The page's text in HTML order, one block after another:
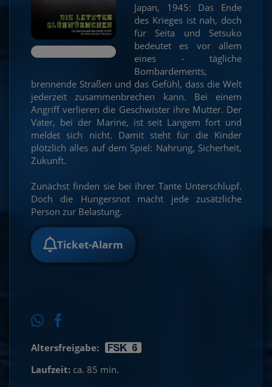
Japan, 1945: Das Ende
des Krieges ist nah, doch
für Seita und Setsuko
bedeutet es vor allem
eines - tägliche
Bombardements,
brennende Straßen und das Gefühl, dass die Welt
jederzeit zusammenbrechen kann. Bei einem
Angriff verlieren die Geschwister ihre Mutter. Der
Vater, bei der Marine, ist seit Langem fort und
meldet sich nicht. Damit steht für die Kinder
plötzlich alles auf dem Spiel: Nahrung, Sicherheit,
Zukunft.
Zunächst finden sie bei ihrer Tante Unterschlupf.
Doch die Hungersnot macht jede zusätzliche
Person zur Belastung.
Ticket-Alarm
Altersfreigabe:
Laufzeit: ca. 85 min.